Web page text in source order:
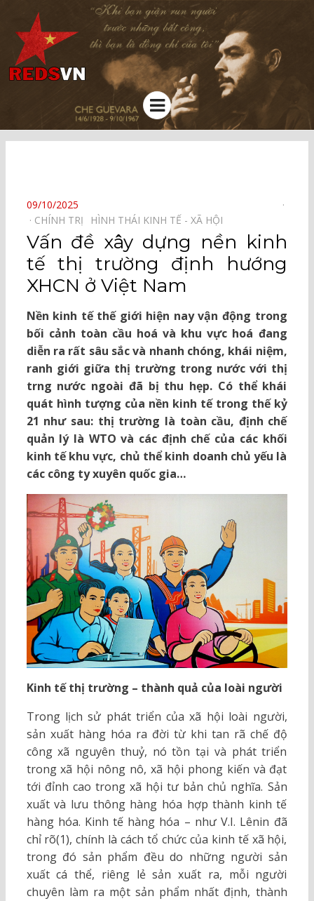
Kênh chia sẻ tri thức cộng đồng
Menu
POSTED
ON
09/10/2025
CHÍNH TRỊ⠀
HÌNH THÁI KINH TẾ - XÃ HỘI⠀
Vấn đề xây dựng nền kinh
tế thị trường định hướng
XHCN ở Việt Nam
Nền kinh tế thế giới hiện nay vận động trong
bối cảnh toàn cầu hoá và khu vực hoá đang
diễn ra rất sâu sắc và nhanh chóng, khái niệm,
ranh giới giữa thị trường trong nước với thị
trng nước ngoài đã bị thu hẹp. Có thể khái
quát hình tượng của nền kinh tế trong thế kỷ
21 như sau: thị trường là toàn cầu, định chế
quản lý là WTO và các định chế của các khối
kinh tế khu vực, chủ thể kinh doanh chủ yếu là
các công ty xuyên quốc gia…
Kinh tế thị trường – thành quả của loài người
Trong lịch sử phát triển của xã hội loài người,
sản xuất hàng hóa ra đời từ khi tan rã chế độ
công xã nguyên thuỷ, nó tồn tại và phát triển
trong xã hội nông nô, xã hội phong kiến và đạt
tới đỉnh cao trong xã hội tư bản chủ nghĩa. Sản
xuất và lưu thông hàng hóa hợp thành kinh tế
hàng hóa. Kinh tế hàng hóa – như V.I. Lênin đã
chỉ rõ(1), chính là cách tổ chức của kinh tế xã hội,
trong đó sản phẩm đều do những người sản
xuất cá thể, riêng lẻ sản xuất ra, mỗi người
chuyên làm ra một sản phẩm nhất định, thành